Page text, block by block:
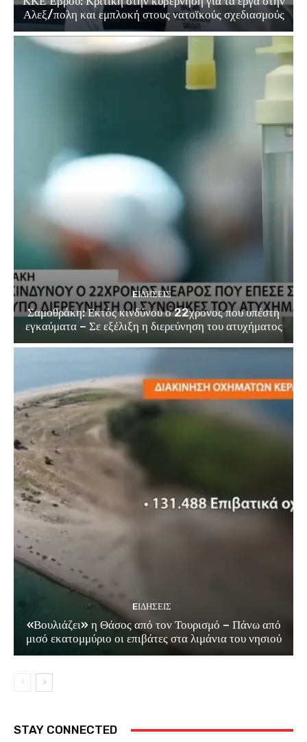
Αλεξ/πολη και εμπλοκή στους νατοϊκούς σχεδιασμούς
EΙΔΗΣΕΙΣ
Σαμοθράκη: Εκτός κινδύνου ο 22χρονος που υπέστη
εγκαύματα – Σε εξέλιξη η διερεύνηση του ατυχήματος
EΙΔΗΣΕΙΣ
«Βουλιάζει» η Θάσος από τον Τουρισμό – Πάνω από
μισό εκατομμύριο οι επιβάτες στα λιμάνια του νησιού
STAY CONNECTED